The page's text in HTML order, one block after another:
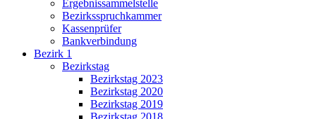
Ergebnissammelstelle
Bezirksspruchkammer
Kassenprüfer
Bankverbindung
Bezirk 1
Bezirkstag
Bezirkstag 2023
Bezirkstag 2020
Bezirkstag 2019